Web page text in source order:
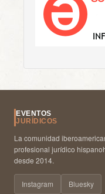
EVENTOS
JURÍDICOS
La comunidad
profesional jurídico
desde 2014.
Instagram Bluesky